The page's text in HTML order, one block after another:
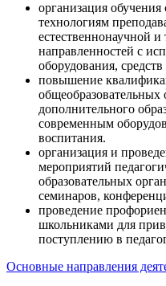
организация
технологиям
естественнонаучной и
направленностей с
оборудования,
повышение
дополнительного
современным
воспитания.
организация и
мероприятий
образовательных
семинаров,
проведение
школьниками для
поступлению в
Основные направления